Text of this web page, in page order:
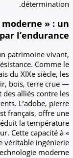
du « bronze
forgé
» évoque un
simplicité et de
les ateliers français
cow-boys — cuir,
outils : ils sont
extrêmes et les
du Sud-Ouest
naturelle qui
à l’extérieur.
constitue une
électricité ni